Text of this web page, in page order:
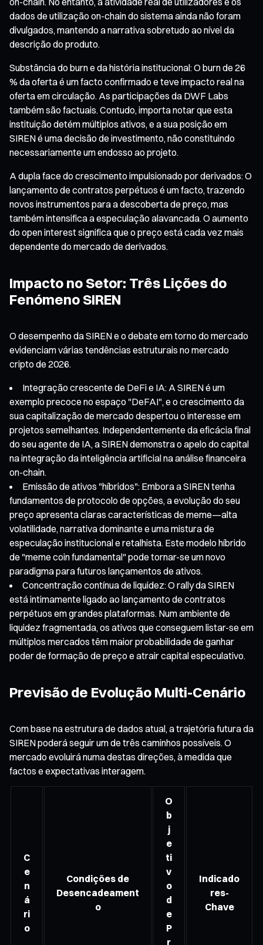
dados de utilização on-chain do sistema ainda não foram
divulgados, mantendo a narrativa sobretudo ao nível da
descrição do produto.
Substância do burn e da história institucional: O burn de 26
% da oferta é um facto confirmado e teve impacto real na
oferta em circulação. As participações da DWF Labs
também são factuais. Contudo, importa notar que esta
instituição detém múltiplos ativos, e a sua posição em
SIREN é uma decisão de investimento, não constituindo
necessariamente um endosso ao projeto.
A dupla face do crescimento impulsionado por derivados: O
lançamento de contratos perpétuos é um facto, trazendo
novos instrumentos para a descoberta de preço, mas
também intensifica a especulação alavancada. O aumento
do open interest significa que o preço está cada vez mais
dependente do mercado de derivados.
Impacto no Setor: Três Lições do
Fenómeno SIREN
O desempenho da SIREN e o debate em torno do mercado
evidenciam várias tendências estruturais no mercado
cripto de 2026.
Integração crescente de DeFi e IA: A SIREN é um
exemplo precoce no espaço "DeFAI", e o crescimento da
sua capitalização de mercado despertou o interesse em
projetos semelhantes. Independentemente da eficácia final
do seu agente de IA, a SIREN demonstra o apelo do capital
na integração da inteligência artificial na análise financeira
on-chain.
Emissão de ativos "híbridos": Embora a SIREN tenha
fundamentos de protocolo de opções, a evolução do seu
preço apresenta claras características de meme—alta
volatilidade, narrativa dominante e uma mistura de
especulação institucional e retalhista. Este modelo híbrido
de "meme coin fundamental" pode tornar-se um novo
paradigma para futuros lançamentos de ativos.
Concentração contínua de liquidez: O rally da SIREN
está intimamente ligado ao lançamento de contratos
perpétuos em grandes plataformas. Num ambiente de
liquidez fragmentada, os ativos que conseguem listar-se em
múltiplos mercados têm maior probabilidade de ganhar
poder de formação de preço e atrair capital especulativo.
Previsão de Evolução Multi-Cenário
Com base na estrutura de dados atual, a trajetória futura da
SIREN poderá seguir um de três caminhos possíveis. O
mercado evoluirá numa destas direções, à medida que
factos e expectativas interagem.
C
e
n
á
ri
o
Condições de
Desencadeament
o
O
b
j
e
ti
v
o
d
e
P
r
Indicado
res-
Chave